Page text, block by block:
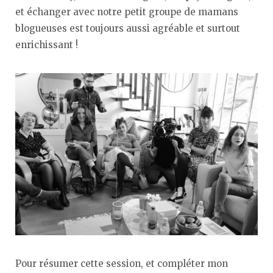
et échanger avec notre petit groupe de mamans
blogueuses est toujours aussi agréable et surtout
enrichissant !
Pour résumer cette session, et compléter mon